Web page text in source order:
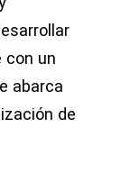
con un
abarca
de